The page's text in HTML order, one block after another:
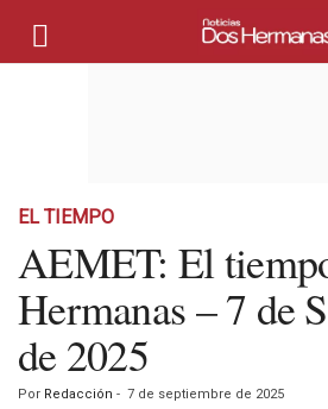
EL TIEMPO
AEMET: El
Hermanas – 7 de
de 2025
Por Redacción - 7 de septiembre de 2025